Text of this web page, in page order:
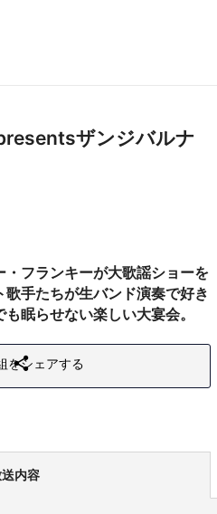
ザンジバルナ
フランキーが大歌謡ショーを
手たちが生バンド演奏で好き
眠らせない楽しい大宴会。
をシェアする
内容